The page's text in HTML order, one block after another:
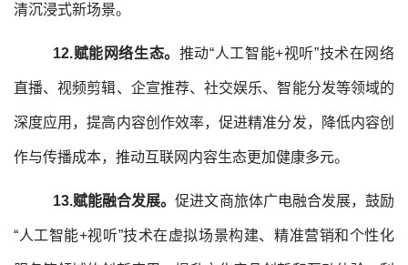
清沉浸式新场景。
12.赋能网络生态。 推动“人工智能+视听”技术在网络
直播、视频剪辑、企宣推荐、社交娱乐、智能分发等领域的
深度应用，提高内容创作效率，促进精准分发，降低内容创
作与传播成本，推动互联网内容生态更加健康多元。
13.赋能融合发展。促进文商旅体广电融合发展，鼓励
“人工智能+视听”技术在虚拟场景构建、精准营销和个性化